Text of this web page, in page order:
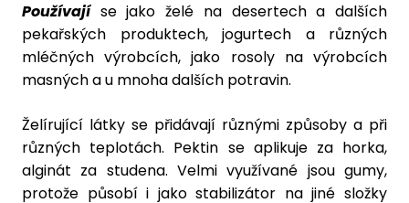
Používají se jako želé na desertech a dalších
pekařských produktech, jogurtech a různých
mléčných výrobcích, jako rosoly na výrobcích
masných a u mnoha dalších potravin.
Želírující látky se přidávají různými způsoby a při
různých teplotách. Pektin se aplikuje za horka,
alginát za studena. Velmi využívané jsou gumy,
protože působí i jako stabilizátor na jiné složky